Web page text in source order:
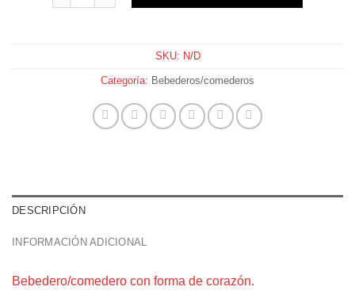
SKU: N/D
Categoría: Bebederos/comederos
DESCRIPCIÓN
INFORMACIÓN ADICIONAL
Bebedero/comedero con forma de corazón.